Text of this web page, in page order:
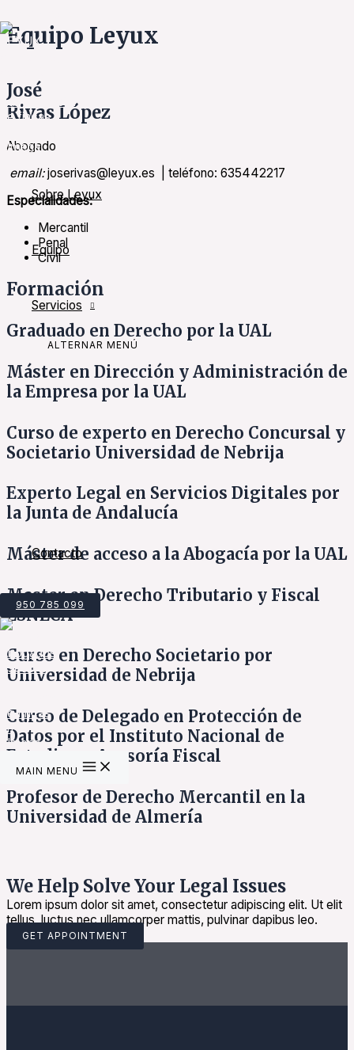
Sobre Leyux
Equipo
Servicios
ALTERNAR MENÚ
Contacto
950 785 099
MAIN MENU
Equipo Leyux
José
Rivas López
Abogado
email:joserivas@leyux.es | teléfono: 635442217
Especialidades:
Mercantil
Penal
Civil
Formación
Graduado en Derecho por la UAL
Máster en Dirección y Administración de
la Empresa por la UAL
Curso de experto en Derecho Concursal y
Societario Universidad de Nebrija
Experto Legal en Servicios Digitales por
la Junta de Andalucía
Máster de acceso a la Abogacía por la UAL
Master en Derecho Tributario y Fiscal
ESNECA
Curso en Derecho Societario por
Universidad de Nebrija
Curso de Delegado en Protección de
Datos por el Instituto Nacional de
Estudios y Asesoría Fiscal
Profesor de Derecho Mercantil en la
Universidad de Almería
We Help Solve Your Legal Issues
Lorem ipsum dolor sit amet, consectetur adipiscing elit. Ut elit
tellus, luctus nec ullamcorper mattis, pulvinar dapibus leo.
GET APPOINTMENT